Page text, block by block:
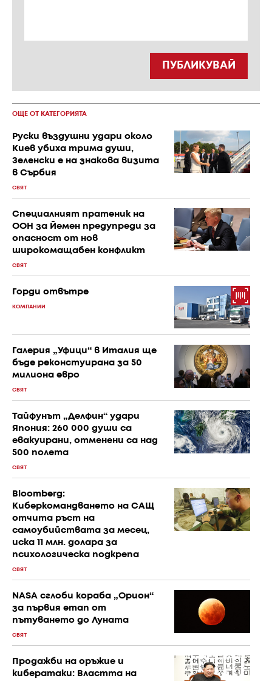
ПУБЛИКУВАЙ
ОЩЕ ОТ КАТЕГОРИЯТА
Руски въздушни удари около
Киев убиха трима души,
Зеленски е на знакова визита
в Сърбия
СВЯТ
Специалният пратеник на
ООН за Йемен предупреди за
опасност от нов
широкомащабен конфликт
СВЯТ
Горди отвътре
КОМПАНИИ
Галерия „Уфици“ в Италия ще
бъде реконстуирана за 50
милиона евро
СВЯТ
Тайфунът „Делфин“ удари
Япония: 260 000 души са
евакуирани, отменени са над
500 полета
СВЯТ
Bloomberg:
Киберкомандването на САЩ
отчита ръст на
самоубийствата за месец,
иска 11 млн. долара за
психологическа подкрепа
СВЯТ
NASA сглоби кораба „Орион“
за първия етап от
пътуването до Луната
СВЯТ
Продажби на оръжие и
кибератаки: Властта на